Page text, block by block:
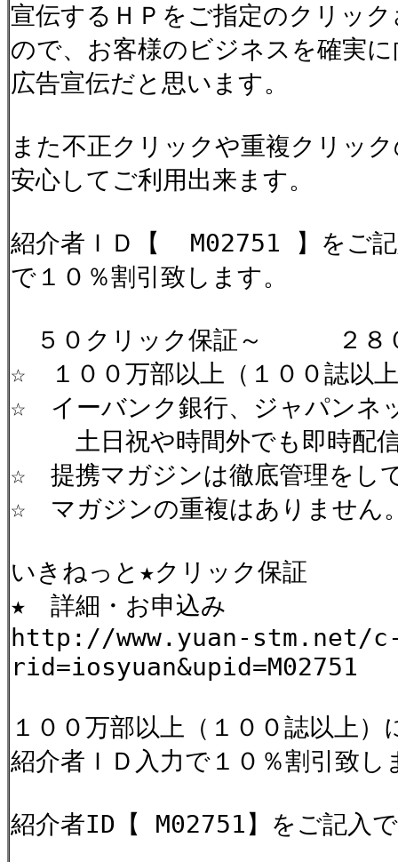
宣伝するＨＰをご指定のクリッ
ので、お客様のビジネスを確実
広告宣伝だと思います。
また不正クリックや重複クリッ
安心してご利用出来ます。
紹介者ＩＤ【 M02751 】をご
で１０％割引致します。
５０クリック保証～ ２８
☆ １００万部以上（１００誌以
☆ イーバンク銀行、ジャパンネ
土日祝や時間外でも即時配信
☆ 提携マガジンは徹底管理をし
☆ マガジンの重複はありません
いきねっと★クリック保証
★ 詳細・お申込み
http://www.yuan-stm.net/
rid=iosyuan&upid=M02751
１００万部以上（１００誌以上）
紹介者ＩＤ入力で１０％割引致し
紹介者ID【 M02751】をご記入